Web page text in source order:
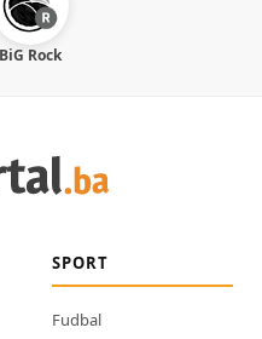
BiG Rock
SPORT
Fudbal